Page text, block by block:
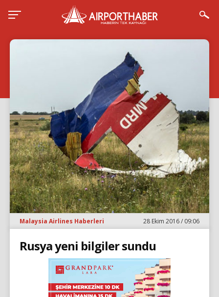
Malaysia Airlines Haberleri 28 Ekim 2016 / 09:06
Rusya yeni bilgiler sundu